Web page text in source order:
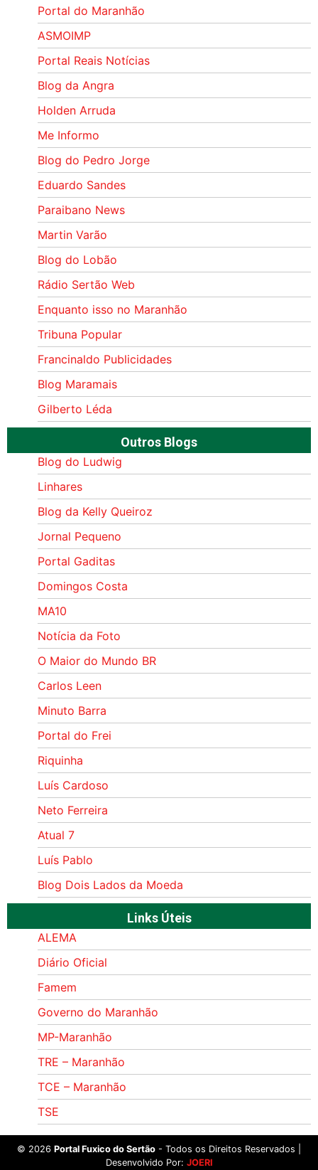
Portal do Maranhão
ASMOIMP
Portal Reais Notí­cias
Blog da Angra
Holden Arruda
Me Informo
Blog do Pedro Jorge
Eduardo Sandes
Paraibano News
Martin Varão
Blog do Lobão
Rádio Sertão Web
Enquanto isso no Maranhão
Tribuna Popular
Francinaldo Publicidades
Blog Maramais
Gilberto Léda
Outros Blogs
Blog do Ludwig
Linhares
Blog da Kelly Queiroz
Jornal Pequeno
Portal Gaditas
Domingos Costa
MA10
Notícia da Foto
O Maior do Mundo BR
Carlos Leen
Minuto Barra
Portal do Frei
Riquinha
Luís Cardoso
Neto Ferreira
Atual 7
Luís Pablo
Blog Dois Lados da Moeda
Links Úteis
ALEMA
Diário Oficial
Famem
Governo do Maranhão
MP-Maranhão
TRE – Maranhão
TCE – Maranhão
TSE
© 2026 Portal Fuxico do Sertão - Todos os Direitos Reservados |
Desenvolvido Por: JOERI